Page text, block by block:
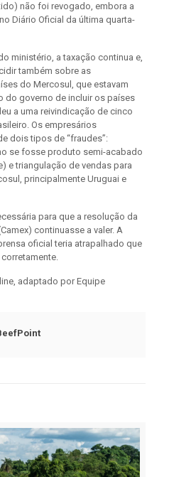
não foi revogado, embora a
Diário Oficial da última quarta-
ministério, a taxação continua e,
também sobre as
do Mercosul, que estavam
do governo de incluir os países
a uma reivindicação de cinco
Os empresários
dois tipos de “fraudes”:
se fosse produto semi-acabado
e triangulação de vendas para
principalmente Uruguai e
para que a resolução da
continuasse a valer. A
oficial teria atrapalhado que
adaptado por Equipe